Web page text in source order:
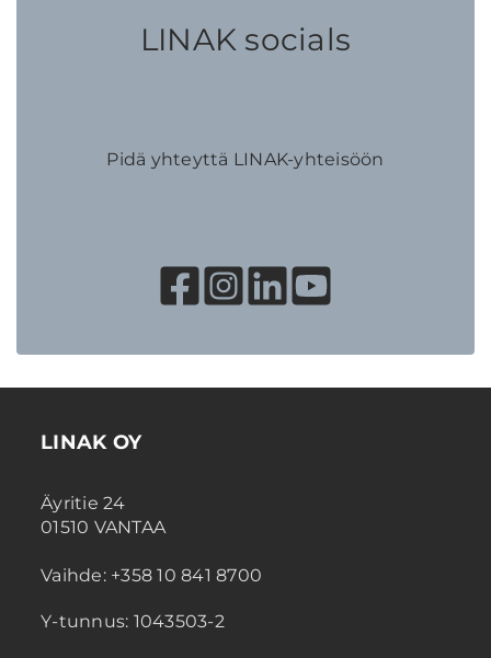
LINAK socials
Pidä yhteyttä LINAK-yhteisöön
LINAK OY
Äyritie 24
01510 VANTAA
Vaihde: +358 10 841 8700
Y-tunnus: 1043503-2